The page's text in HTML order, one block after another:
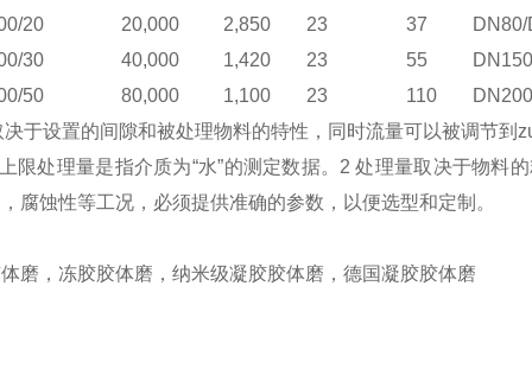
20
20,000 2,850 23 37
30
40,000 1,420 23 55
50
80,000 1,100 23 110
决于设置的间隙和被处理物料的特性，同时流量可以被调节到
限处理量是指介质为“水”的测定数据。2 处理量取决于物料
腐蚀性等工况，必须提供准确的参数，以便选型和定制。
磨，冻胶胶体磨，纳米级凝胶胶体磨，德国凝胶胶体磨